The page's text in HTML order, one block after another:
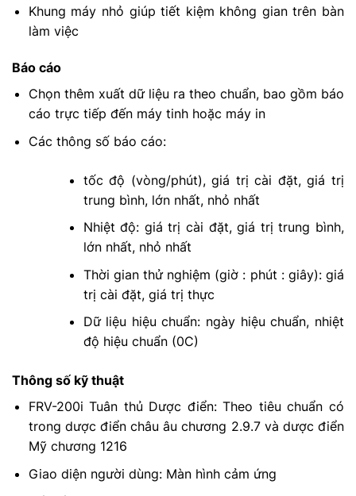
Khung máy nhỏ giúp tiết kiệm không gian trên bàn
làm việc
Báo cáo
Chọn thêm xuất dữ liệu ra theo chuẩn, bao gồm báo
cáo trực tiếp đến máy tinh hoặc máy in
Các thông số báo cáo:
tốc độ (vòng/phút), giá trị cài đặt, giá trị
trung bình, lớn nhất, nhỏ nhất
Nhiệt độ: giá trị cài đặt, giá trị trung bình,
lớn nhất, nhỏ nhất
Thời gian thử nghiệm (giờ : phút : giây): giá
trị cài đặt, giá trị thực
Dữ liệu hiệu chuẩn: ngày hiệu chuẩn, nhiệt
độ hiệu chuẩn (0C)
Thông số kỹ thuật
FRV-200i Tuân thủ Dược điển: Theo tiêu chuẩn có
trong dược điển châu âu chương 2.9.7 và dược điển
Mỹ chương 1216
Giao diện người dùng: Màn hình cảm ứng